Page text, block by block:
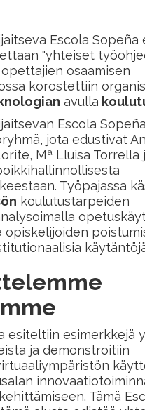
Escola Sopeña
"yhteiset
osaamisen
korostettiin
avulla
Escola
jota edustivat
Mª Lluisa Torrella
Työpajassa
koulutustarpeiden
opiskelijoiden
esiteltiin esimerkkejä
ja demonstroitiin
Tämä